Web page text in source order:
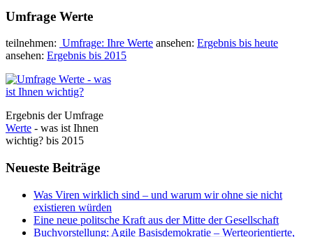
Umfrage Werte
teilnehmen: Umfrage: Ihre Werte ansehen: Ergebnis bis heute
ansehen: Ergebnis bis 2015
Ergebnis der Umfrage
Werte - was ist Ihnen
wichtig? bis 2015
Neueste Beiträge
Was Viren wirklich sind – und warum wir ohne sie nicht
existieren würden
Eine neue politsche Kraft aus der Mitte der Gesellschaft
Buchvorstellung: Agile Basisdemokratie – Werteorientierte,